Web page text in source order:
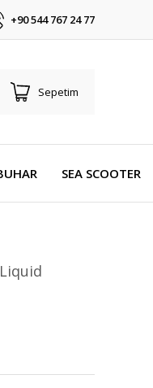
+90 544 767 24 77
Sepetim
SEA SCOOTER